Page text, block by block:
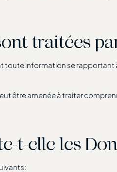
traitées
toute information se rapportant
être amenée à traiter
t-elle les